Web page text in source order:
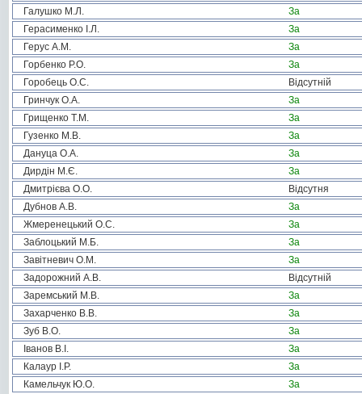
Галушко М.Л.
За
Герасименко І.Л.
За
Герус А.М.
За
Горбенко Р.О.
За
Горобець О.С.
Відсутній
Гринчук О.А.
За
Грищенко Т.М.
За
Гузенко М.В.
За
Дануца О.А.
За
Дирдін М.Є.
За
Дмитрієва О.О.
Відсутня
Дубнов А.В.
За
Жмеренецький О.С.
За
Заблоцький М.Б.
За
Завітневич О.М.
За
Задорожний А.В.
Відсутній
Заремський М.В.
За
Захарченко В.В.
За
Зуб В.О.
За
Іванов В.І.
За
Калаур І.Р.
За
Камельчук Ю.О.
За